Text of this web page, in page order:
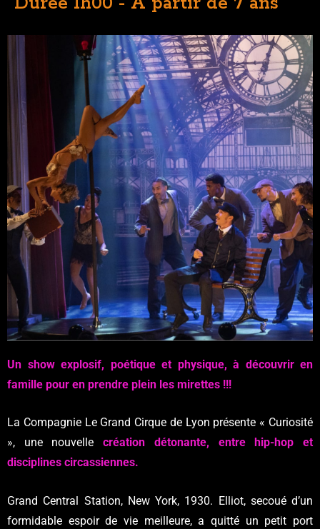
Un show explosif, poétique et physique, à découvrir en
famille pour en prendre plein les mirettes !!!
La Compagnie Le Grand Cirque de Lyon présente « Curiosité
», une nouvellecréation détonante, entre hip-hop et
disciplines circassiennes.
Grand Central Station, New York, 1930. Elliot, secoué d’un
formidable espoir de vie meilleure, a quitté un petit port